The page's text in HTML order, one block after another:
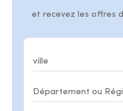
et recevez les offres